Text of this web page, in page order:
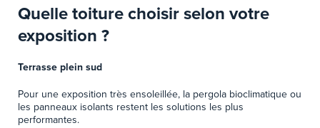
Quelle toiture choisir selon votre
exposition ?
Terrasse plein sud
Pour une exposition très ensoleillée, la pergola bioclimatique ou
les panneaux isolants restent les solutions les plus
performantes.